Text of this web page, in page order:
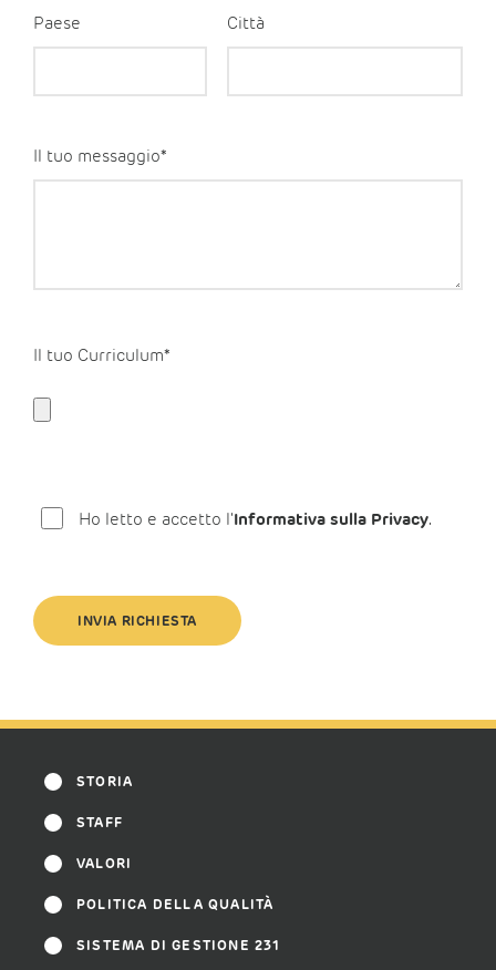
Paese Città
Il tuo messaggio*
Il tuo Curriculum*
Ho letto e accetto l'Informativa sulla Privacy.
STORIA
STAFF
VALORI
POLITICA DELLA QUALITÀ
SISTEMA DI GESTIONE 231